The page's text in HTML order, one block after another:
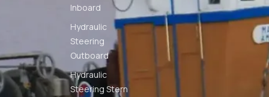
Inboard
Hydraulic
Steering
Outboard
Hydraulic
Steering Stern